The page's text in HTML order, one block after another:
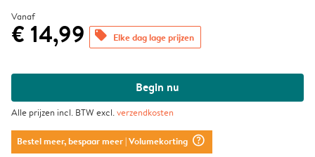
Vanaf
€ 14,99 offers Elke dag lage prijzen
Begin nu
Alle prijzen incl. BTW excl.verzendkosten
Bestel meer, bespaar meer| Volumekorting question_mark_circle